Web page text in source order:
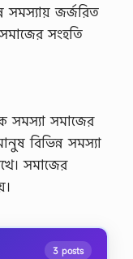
সমস্যায় জর্জরিত
সংহতি
সমস্যা সমাজের
বিভিন্ন সমস্যা
সমাজের
3 posts